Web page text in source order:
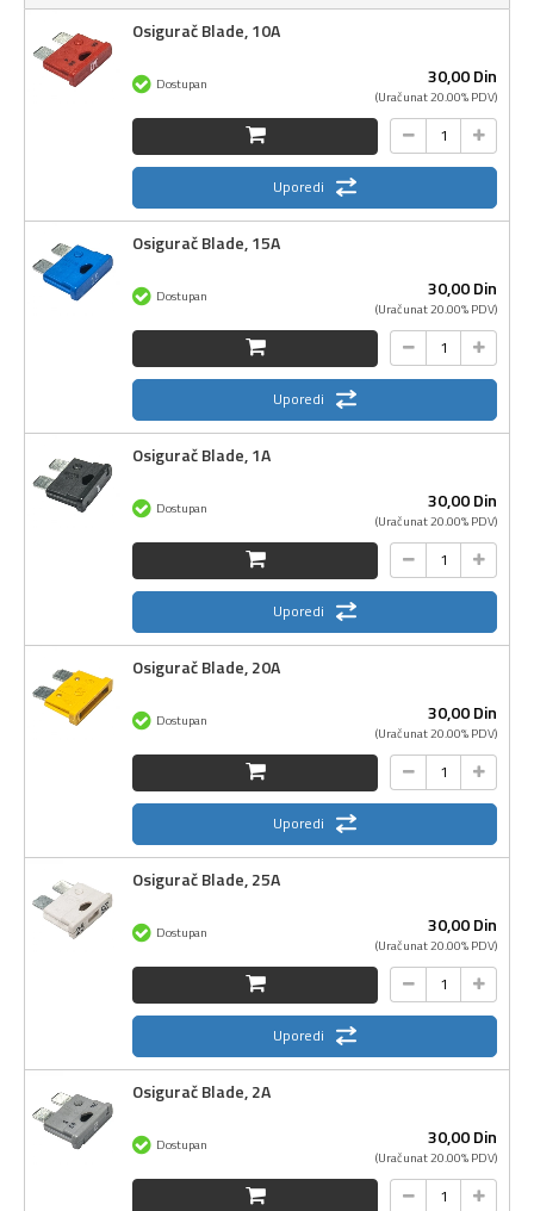
Osigurač Blade, 10A
30,00Din
(Uračunat 20.00% PDV)
Dostupan
Uporedi
Osigurač Blade, 15A
30,00Din
(Uračunat 20.00% PDV)
Dostupan
Uporedi
Osigurač Blade, 1A
30,00Din
(Uračunat 20.00% PDV)
Dostupan
Uporedi
Osigurač Blade, 20A
30,00Din
(Uračunat 20.00% PDV)
Dostupan
Uporedi
Osigurač Blade, 25A
30,00Din
(Uračunat 20.00% PDV)
Dostupan
Uporedi
Osigurač Blade, 2A
30,00Din
(Uračunat 20.00% PDV)
Dostupan